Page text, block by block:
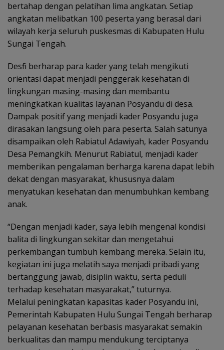
bertahap dengan pelatihan lima angkatan. Setiap
angkatan melibatkan 100 peserta yang berasal dari
wilayah kerja seluruh puskesmas di Kabupaten Hulu
Sungai Tengah.
Desfi berharap para kader yang telah mengikuti
orientasi dapat menjadi penggerak kesehatan di
lingkungan masing-masing dan membantu
meningkatkan kualitas layanan Posyandu di desa.
Dampak positif yang menjadi kader Posyandu juga
dirasakan langsung oleh para peserta. Salah satunya
disampaikan oleh Rabiatul Adawiyah, kader Posyandu
Desa Pemangkih. Menurut Rabiatul, menjadi kader
memberikan pengalaman berharga karena dapat lebih
dekat dengan masyarakat, khususnya dalam
menyatukan kesehatan dan menumbuhkan kembang
anak.
“Dengan menjadi kader, saya lebih mengenal kondisi
balita di lingkungan sekitar dan mengetahui
perkembangan tumbuh kembang mereka. Selain itu,
kegiatan ini juga melatih saya menjadi pribadi yang
bertanggung jawab, disiplin waktu, serta peduli
terhadap kesehatan masyarakat,” tuturnya.
Melalui peningkatan kapasitas kader Posyandu ini,
Pemerintah Kabupaten Hulu Sungai Tengah berharap
pelayanan kesehatan berbasis masyarakat semakin
berkualitas dan mampu mendukung terciptanya